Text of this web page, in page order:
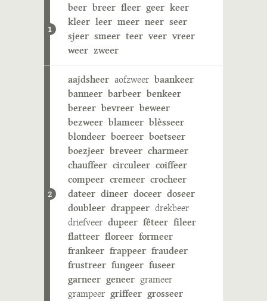
1
beer breer fleer geer keer
kleer leer meer neer seer
sjeer smeer teer veer vreer
weer zweer
2
aajdsheer aofzweer baankeer
banneer barbeer benkeer
bereer bevreer beweer
bezweer blameer blèsseer
blondeer boereer boetseer
boezjeer breveer charmeer
chauffeer circuleer coiffeer
compeer cremeer crocheer
dateer dineer doceer doseer
doubleer drappeer drekbeer
driefveer dupeer fêteer fileer
flatteer floreer formeer
frankeer frappeer fraudeer
frustreer fungeer fuseer
garneer geneer grameer
grampeer griffeer grosseer